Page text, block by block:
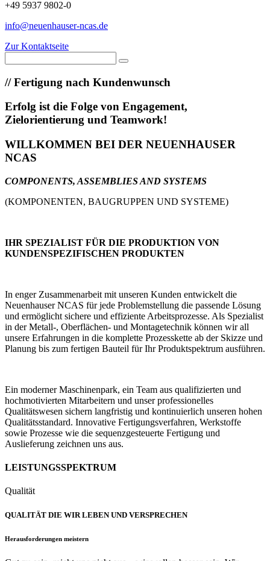
+49 5937 9802-0
info@neuenhauser-ncas.de
Zur Kontaktseite
//Fertigung nach Kundenwunsch
Erfolg ist die Folge von Engagement,
Zielorientierung und Teamwork!
WILLKOMMEN BEI DER NEUENHAUSER
NCAS
COMPONENTS, ASSEMBLIES AND SYSTEMS
(KOMPONENTEN, BAUGRUPPEN UND SYSTEME)
IHR SPEZIALIST FÜR DIE PRODUKTION VON
KUNDENSPEZIFISCHEN PRODUKTEN
In enger Zusammenarbeit mit unseren Kunden entwickelt die
Neuenhauser NCAS für jede Problemstellung die passende Lösung
und ermöglicht sichere und effiziente Arbeitsprozesse. Als Spezialist
in der Metall-, Oberflächen- und Montagetechnik können wir all
unsere Erfahrungen in die komplette Prozesskette ab der Skizze und
Planung bis zum fertigen Bauteil für Ihr Produktspektrum ausführen.
Ein moderner Maschinenpark, ein Team aus qualifizierten und
hochmotivierten Mitarbeitern und unser professionelles
Qualitätswesen sichern langfristig und kontinuierlich unseren hohen
Qualitätsstandard. Innovative Fertigungsverfahren, Werkstoffe
sowie Prozesse wie die sequenzgesteuerte Fertigung und
Auslieferung zeichnen uns aus.
LEISTUNGSSPEKTRUM
Qualität
QUALITÄT DIE WIR LEBEN UND VERSPRECHEN
Herausforderungen meistern